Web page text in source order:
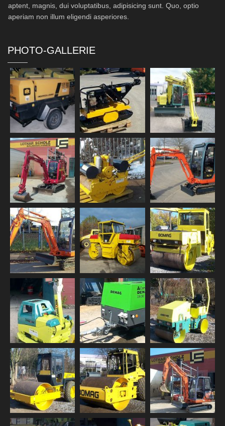
aptent, magnis, dui voluptatibus, adipisicing sunt. Quo, optio
aperiam non illum eligendi asperiores.
PHOTO-GALLERIE